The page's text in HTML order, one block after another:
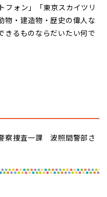
フォン」「東京スカイツリ
物・建造物・歴史の偉人な
きるものならだいたい何で
察捜査一課 波照間警部さ